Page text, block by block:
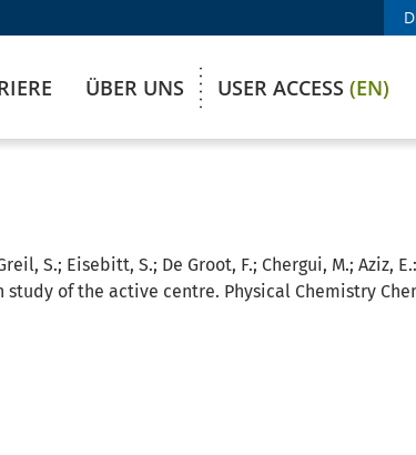
ÜBER UNS USER ACCESS (EN)
S.; Eisebitt, S.; De Groot, F.; Chergui, M.; Aziz, E.:
of the active centre. Physical Chemistry